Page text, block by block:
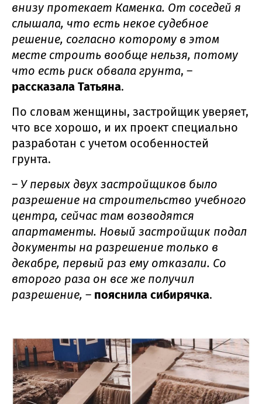
внизу протекает Каменка. От соседей я
слышала, что есть некое судебное
решение, согласно которому в этом
месте строить вообще нельзя, потому
что есть риск обвала грунта, –
рассказала Татьяна.
По словам женщины, застройщик уверяет,
что все хорошо, и их проект специально
разработан с учетом особенностей
грунта.
– У первых двух застройщиков было
разрешение на строительство учебного
центра, сейчас там возводятся
апартаменты. Новый застройщик подал
документы на разрешение только в
декабре, первый раз ему отказали. Со
второго раза он все же получил
разрешение, – пояснила сибирячка.